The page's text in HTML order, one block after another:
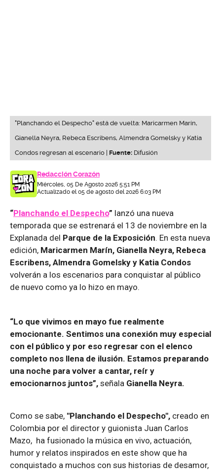
"Planchando el Despecho" está de vuelta: Maricarmen Marín,
Gianella Neyra, Rebeca Escribens, Almendra Gomelsky y Katia
Condos regresan al escenario | Fuente: Difusión
Redacción Corazón
Miércoles, 05 De Agosto 2026 5:51 PM
Actualizado el 05 de agosto del 2026 6:03 PM
“Planchando el Despecho” lanzó una nueva
temporada que se estrenará el 13 de noviembre en la
Explanada del Parque de la Exposición. En esta nueva
edición, Maricarmen Marín, Gianella Neyra, Rebeca
Escribens, Almendra Gomelsky y Katia Condos
volverán a los escenarios para conquistar al público
de nuevo como ya lo hizo en mayo.
“Lo que vivimos en mayo fue realmente
emocionante. Sentimos una conexión muy especial
con el público y por eso regresar con el elenco
completo nos llena de ilusión. Estamos preparando
una noche para volver a cantar, reír y
emocionarnos juntos”, señala Gianella Neyra.
Como se sabe, "Planchando el Despecho", creado en
Colombia por el director y guionista Juan Carlos
Mazo, ha fusionado la música en vivo, actuación,
humor y relatos inspirados en este show que ha
conquistado a muchos con sus historias de desamor,